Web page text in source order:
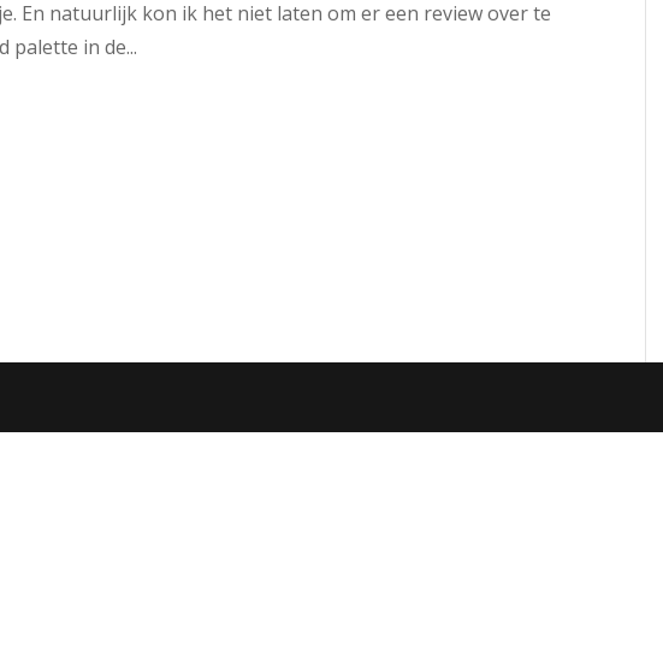
En natuurlijk kon ik het niet laten om er een review over te
palette in de...